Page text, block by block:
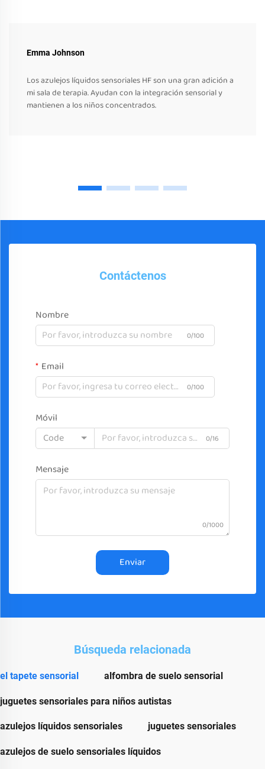
Emma Johnson
Los azulejos líquidos sensoriales HF son una gran adición a
mi sala de terapia. Ayudan con la integración sensorial y
mantienen a los niños concentrados.
Contáctenos
Nombre
0/100
Email
0/100
Móvil
Code
0/16
Mensaje
0/1000
Enviar
Búsqueda relacionada
el tapete sensorial alfombra de suelo sensorial
juguetes sensoriales para niños autistas
azulejos líquidos sensoriales juguetes sensoriales
azulejos de suelo sensoriales líquidos